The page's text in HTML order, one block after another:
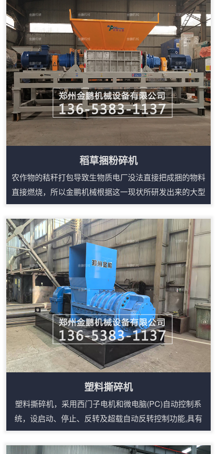
量。这台撕碎机的工作部分由两根平行刀轴组成，刀
轴上装有多个合金撕碎刀片。稻草捆进入料斗后，在
重力作用下落到刀轴上，双轴相...
稻草捆粉碎机
农作物的秸秆打包导致生物质电厂没法直接把成捆的物料
直接燃烧，所以金鹏机械根据这一现状所研发出来的大型
稻草粉碎机就能很简单的解决这些问题。稻草捆粉碎机在
吸收多种粉碎机设备优点的基础上，充分运用冲击、剪
切、相互挤压、研磨等理论精心研制出来的，稻草捆粉碎
机主要用于粉碎各类稻草，该设备的特点是采用双电机、
减速机来进行驱动双棍进行剪切粉碎，产量相比传统的铡
草机要高。稻草捆粉碎机构造：1、破碎机主体设备...
塑料撕碎机
塑料撕碎机，采用西门子电机和微电脑(PC)自动控制系
统，设启动、停止、反转及超载自动反转控制功能,具有
低速、大转矩、低噪音等特点。轴承座采用对开型式，拆
装换刀容易方便适合撕碎特大、特厚难碎物料。塑料撕碎